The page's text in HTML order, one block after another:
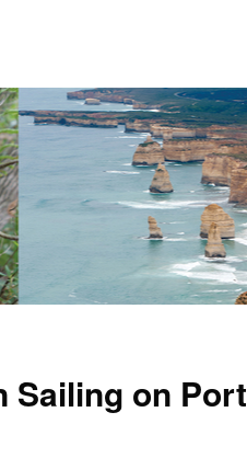
Sailing on Port